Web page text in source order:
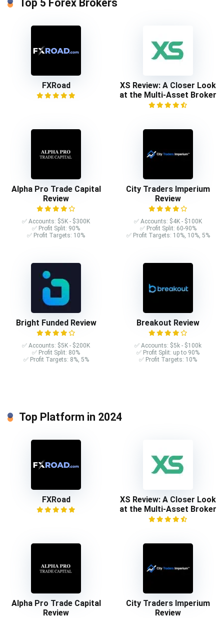
Top 5 Forex Brokers
FXRoad
XS Review: A Closer Look
at the Multi-Asset Broker
Alpha Pro Trade Capital
Review
✅ Accounts: $5K - $300K
✅ Profit Split: 90%
✅ Profit Targets: 10%
City Traders Imperium
Review
✅ Accounts: $4K - $100K
✅ Profit Split: 60-90%
✅ Profit Targets: 10%, 10%, 5%
Bright Funded Review
✅ Accounts: $5K - $200K
✅ Profit Split: 80%
✅ Profit Targets: 8%, 5%
Breakout Review
✅ Accounts: $5k - $100k
✅ Profit Split: up to 90%
✅ Profit Targets: 10%
Top Platform in 2024
FXRoad
XS Review: A Closer Look
at the Multi-Asset Broker
Alpha Pro Trade Capital
Review
City Traders Imperium
Review